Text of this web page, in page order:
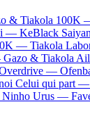
& Tiakola 100K
— KeBlack
— Tiakola
Gazo & Tiakola
—
Celui qui part —
Ninho Urus —